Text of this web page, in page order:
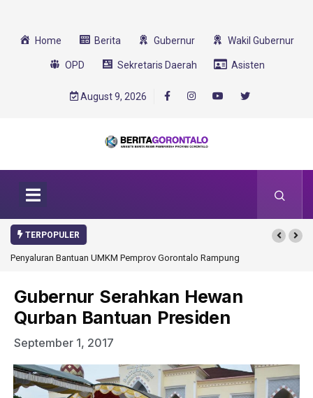
Home Berita Gubernur Wakil Gubernur
OPD Sekretaris Daerah Asisten
August 9, 2026
TERPOPULER
Penyaluran Bantuan UMKM Pemprov Gorontalo Rampung
Gubernur Serahkan Hewan
Qurban Bantuan Presiden
September 1, 2017